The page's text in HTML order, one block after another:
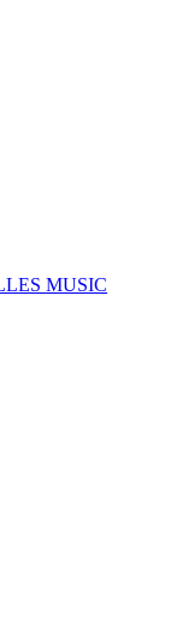
MUSIC